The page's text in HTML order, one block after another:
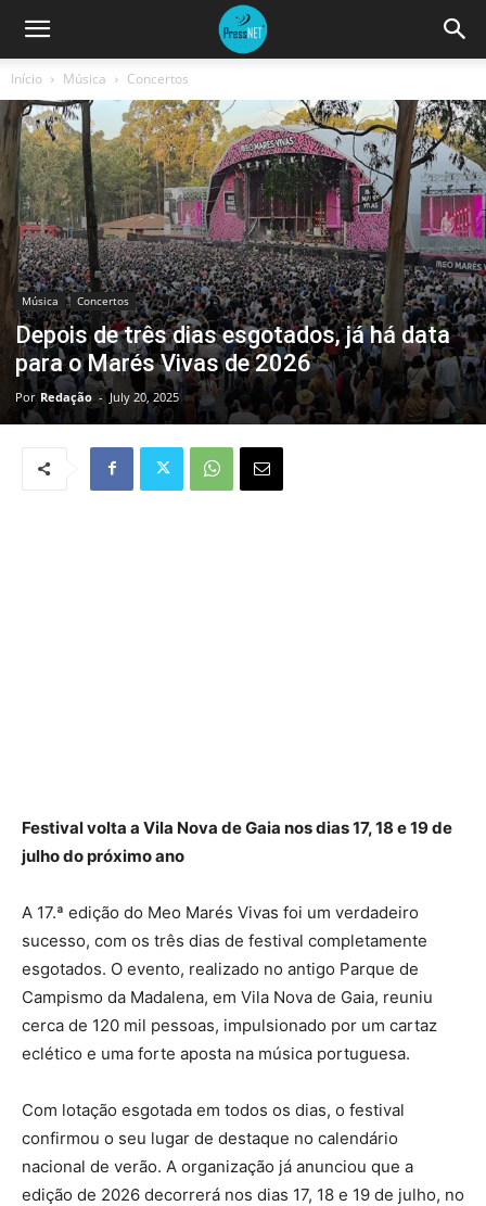
Início Música Concertos
Música Concertos
Depois de três dias esgotados, já há data
para o Marés Vivas de 2026
Por Redação - July 20, 2025
Festival volta a Vila Nova de Gaia nos dias 17, 18 e 19 de
julho do próximo ano
A 17.ª edição do Meo Marés Vivas foi um verdadeiro
sucesso, com os três dias de festival completamente
esgotados. O evento, realizado no antigo Parque de
Campismo da Madalena, em Vila Nova de Gaia, reuniu
cerca de 120 mil pessoas, impulsionado por um cartaz
eclético e uma forte aposta na música portuguesa.
Com lotação esgotada em todos os dias, o festival
confirmou o seu lugar de destaque no calendário
nacional de verão. A organização já anunciou que a
edição de 2026 decorrerá nos dias 17, 18 e 19 de julho, no